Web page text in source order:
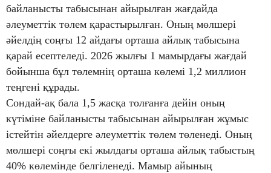
байланысты табысынан айырылған жағдайда
әлеуметтік төлем қарастырылған. Оның мөлшері
әйелдің соңғы 12 айдағы орташа айлық табысына
қарай есептеледі. 2026 жылғы 1 мамырдағы жағдай
бойынша бұл төлемнің орташа көлемі 1,2 миллион
теңгені құрады.
Сондай-ақ бала 1,5 жасқа толғанға дейін оның
күтіміне байланысты табысынан айырылған жұмыс
істейтін әйелдерге әлеуметтік төлем төленеді. Оның
мөлшері соңғы екі жылдағы орташа айлық табыстың
40% көлемінде белгіленеді. Мамыр айының